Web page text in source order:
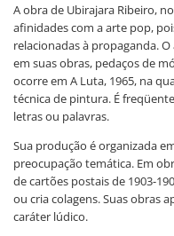
A obra de Ubirajara Ribeiro,
afinidades com a arte pop,
relacionadas à propaganda.
em suas obras, pedaços de
ocorre em A Luta, 1965, na
técnica de pintura. É
letras ou palavras.
Sua produção é organizada
preocupação temática. Em
de cartões postais de 1903-
ou cria colagens. Suas obras
caráter lúdico.